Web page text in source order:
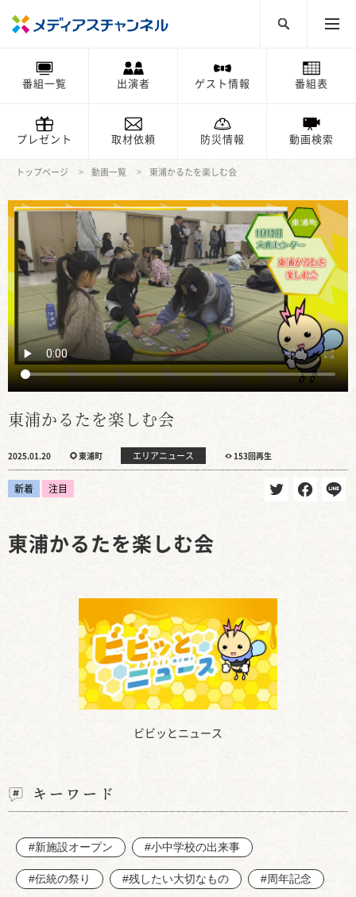
番組一覧 出演者 ゲスト情報 番組表
プレゼント 取材依頼 防災情報 動画検索
トップページ 動画一覧 東浦かるたを楽しむ会
東浦かるたを楽しむ会
2025.01.20 東浦町 エリアニュース 153回再生
新着 注目
ビビッとニュース
東浦かるたを楽しむ会
キーワード
#新施設オープン #小中学校の出来事
#伝統の祭り #残したい大切なもの #周年記念